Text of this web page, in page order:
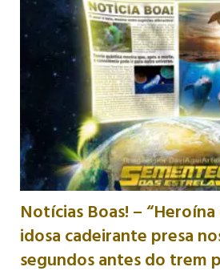
Notícias Boas! – “Heroína
idosa cadeirante presa
segundos antes do trem